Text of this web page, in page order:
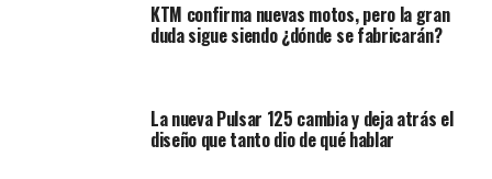
completa de emoción y cultura. Se espera una alta
asistencia debido al carácter gratuito del evento.
KTM confirma nuevas motos, pero la gran
duda sigue siendo ¿dónde se fabricarán?
La nueva Pulsar 125 cambia y deja atrás el
diseño que tanto dio de qué hablar